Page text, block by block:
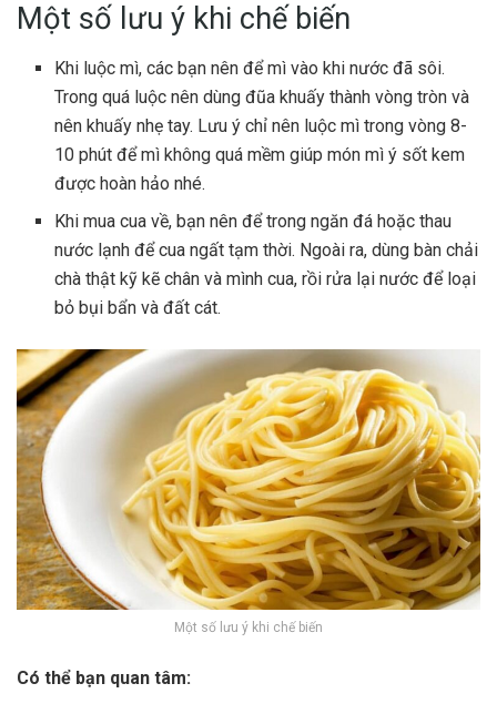
Một số lưu ý khi chế biến
Khi luộc mì, các bạn nên để mì vào khi nước đã sôi.
Trong quá luộc nên dùng đũa khuấy thành vòng tròn và
nên khuấy nhẹ tay. Lưu ý chỉ nên luộc mì trong vòng 8-
10 phút để mì không quá mềm giúp món mì ý sốt kem
được hoàn hảo nhé.
Khi mua cua về, bạn nên để trong ngăn đá hoặc thau
nước lạnh để cua ngất tạm thời. Ngoài ra, dùng bàn chải
chà thật kỹ kẽ chân và mình cua, rồi rửa lại nước để loại
bỏ bụi bẩn và đất cát.
Một số lưu ý khi chế biến
Có thể bạn quan tâm: